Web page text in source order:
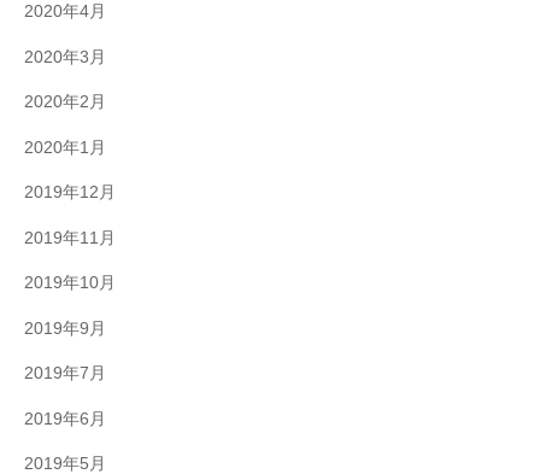
2020年4月
2020年3月
2020年2月
2020年1月
2019年12月
2019年11月
2019年10月
2019年9月
2019年7月
2019年6月
2019年5月